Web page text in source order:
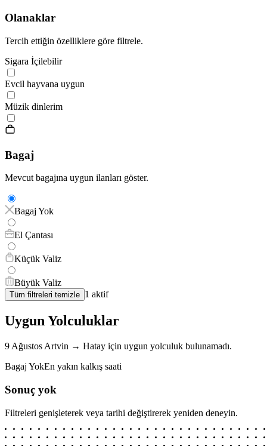
Olanaklar
Tercih ettiğin özelliklere göre filtrele.
Sigara İçilebilir
Evcil hayvana uygun
Müzik dinlerim
Bagaj
Mevcut bagajına uygun ilanları göster.
Bagaj Yok
El Çantası
Küçük Valiz
Büyük Valiz
Tüm filtreleri temizle 1 aktif
Uygun Yolculuklar
9 Ağustos Artvin → Hatay için uygun yolculuk bulunamadı.
Bagaj YokEn yakın kalkış saati
Sonuç yok
Filtreleri genişleterek veya tarihi değiştirerek yeniden deneyin.